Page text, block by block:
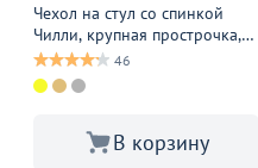
Чехол на стул со спинкой
Чилли, крупная прострочка,
велюр серый
46
В корзину